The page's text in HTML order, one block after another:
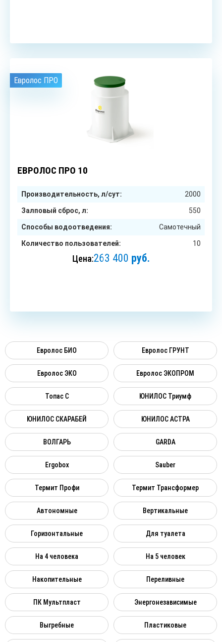
Евролос ПРО
ЕВРОЛОС ПРО 10
Производительность, л/сут: 2000
Залповый сброс, л: 550
Способы водоотведения: Самотечный
Количество пользователей: 10
Цена:263 400 руб.
Евролос БИО Евролос ГРУНТ
Евролос ЭКО Евролос ЭКОПРОМ
Топас C ЮНИЛОС Триумф
ЮНИЛОС СКАРАБЕЙ ЮНИЛОС АСТРА
ВОЛГАРЬ GARDA
Ergobox Sauber
Термит Профи Термит Трансформер
Автономные Вертикальные
Горизонтальные Для туалета
На 4 человека На 5 человек
Накопительные Переливные
ПК Мультпласт Энергонезависимые
Выгребные Пластиковые